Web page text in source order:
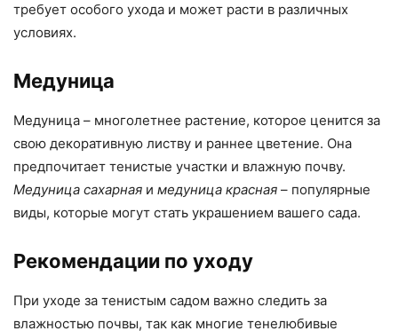
требует особого ухода и может расти в различных
условиях.
Медуница
Медуница – многолетнее растение, которое ценится за
свою декоративную листву и раннее цветение. Она
предпочитает тенистые участки и влажную почву.
Медуница сахарная и медуница красная – популярные
виды, которые могут стать украшением вашего сада.
Рекомендации по уходу
При уходе за тенистым садом важно следить за
влажностью почвы, так как многие тенелюбивые